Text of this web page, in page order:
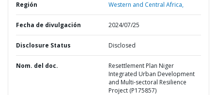
Región Western and Central Africa,
Fecha de divulgación 2024/07/25
Disclosure Status Disclosed
Nom. del doc.
Resettlement Plan Niger
Integrated Urban Development
and Multi-sectoral Resilience
Project (P175857)